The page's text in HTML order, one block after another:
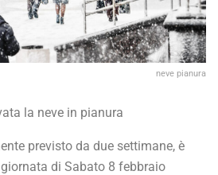
neve pianura
la neve in pianura
previsto da due settimane, è
di Sabato 8 febbraio